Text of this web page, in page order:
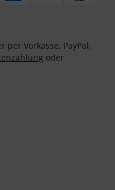
per Vorkasse, PayPal,
oder